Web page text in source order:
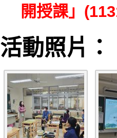
開授課」
活動照片：